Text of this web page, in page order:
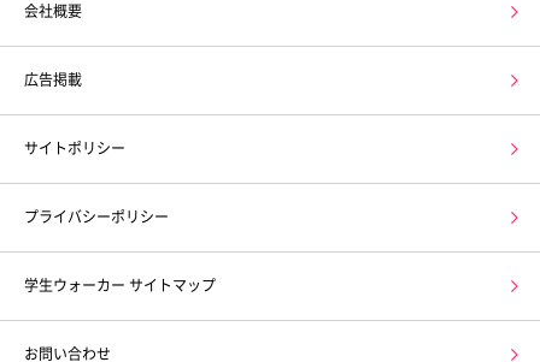
会社概要
広告掲載
サイトポリシー
プライバシーポリシー
学生ウォーカー サイトマップ
お問い合わせ